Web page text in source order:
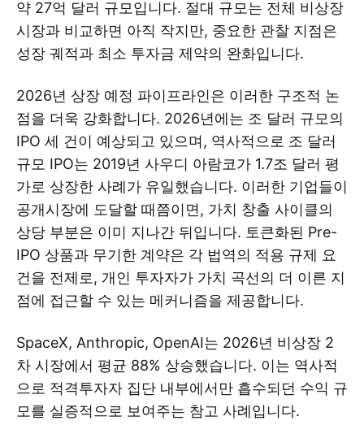
약 27억 달러 규모입니다. 절대 규모는 전체 비상장
시장과 비교하면 아직 작지만, 중요한 관찰 지점은
성장 궤적과 최소 투자금 제약의 완화입니다.
2026년 상장 예정 파이프라인은 이러한 구조적 논
점을 더욱 강화합니다. 2026년에는 조 달러 규모의
IPO 세 건이 예상되고 있으며, 역사적으로 조 달러
규모 IPO는 2019년 사우디 아람코가 1.7조 달러 평
가로 상장한 사례가 유일했습니다. 이러한 기업들이
공개시장에 도달할 때쯤이면, 가치 창출 사이클의
상당 부분은 이미 지나간 뒤입니다. 토큰화된 Pre-
IPO 상품과 무기한 계약은 각 법역의 적용 규제 요
건을 전제로, 개인 투자자가 가치 곡선의 더 이른 지
점에 접근할 수 있는 메커니즘을 제공합니다.
SpaceX, Anthropic, OpenAI는 2026년 비상장 2
차 시장에서 평균 88% 상승했습니다. 이는 역사적
으로 적격투자자 집단 내부에서만 흡수되던 수익 규
모를 실증적으로 보여주는 참고 사례입니다.